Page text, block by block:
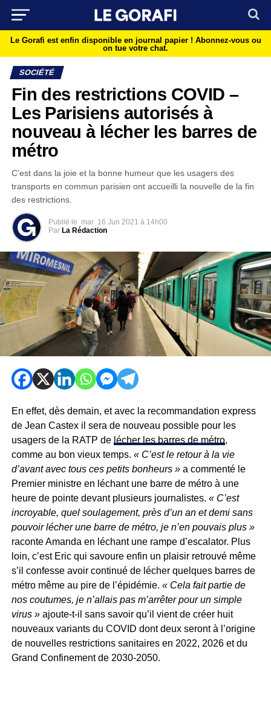
Le Gorafi est enfin disponible en journal papier ! Abonnez-vous ou
on tue votre chat.
SOCIÉTÉ
Fin des restrictions COVID –
Les Parisiens autorisés à
nouveau à lécher les barres de
métro
C’est dans la joie et la bonne humeur que les usagers des
transports en commun parisien ont accueilli la nouvelle de la fin
des restrictions.
Publié le mar 16 Jun 2021 à 14h00
Par La Rédaction
En effet, dès demain, et avec la recommandation express
de Jean Castex il sera de nouveau possible pour les
usagers de la RATP de lécher les barres de métro,
comme au bon vieux temps. « C’est le retour à la vie
d’avant avec tous ces petits bonheurs » a commenté le
Premier ministre en léchant une barre de métro à une
heure de pointe devant plusieurs journalistes. « C’est
incroyable, quel soulagement, près d’un an et demi sans
pouvoir lécher une barre de métro, je n’en pouvais plus »
raconte Amanda en léchant une rampe d’escalator. Plus
loin, c’est Eric qui savoure enfin un plaisir retrouvé même
s’il confesse avoir continué de lécher quelques barres de
métro même au pire de l’épidémie. « Cela fait partie de
nos coutumes, je n’allais pas m’arrêter pour un simple
virus »ajoute-t-il sans savoir qu’il vient de créer huit
nouveaux variants du COVID dont deux seront à l’origine
de nouvelles restrictions sanitaires en 2022, 2026 et du
Grand Confinement de 2030-2050.